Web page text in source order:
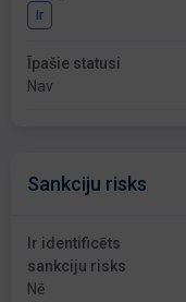
Ir
Īpašie statusi
Nav
Sankciju risks
Ir identificēts
sankciju risks
Nē